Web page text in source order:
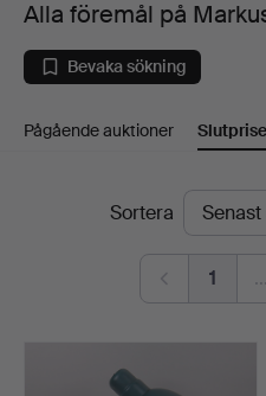
föremål
på
Markus
Auktioner
Alla föremål på
Bevaka sökning
Pågående auktioner
SlutpriserSortera
1 …